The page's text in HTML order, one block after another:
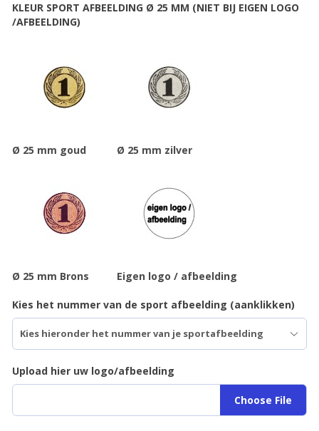
KLEUR SPORT AFBEELDING Ø 25 MM (NIET BIJ EIGEN LOGO
/AFBEELDING)
Ø 25 mm goud Ø 25 mm zilver
Ø 25 mm Brons Eigen logo / afbeelding
Kies het nummer van de sport afbeelding (aanklikken)
Upload hier uw logo/afbeelding
Choose File